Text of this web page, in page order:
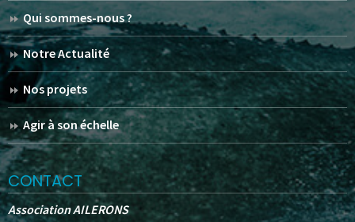
Qui sommes-nous ?
Notre Actualité
Nos projets
Agir à son échelle
CONTACT
Association AILERONS